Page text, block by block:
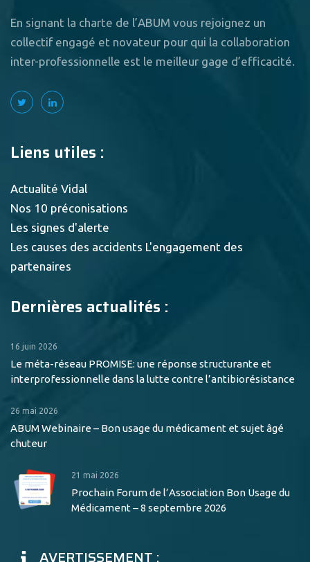
En signant la charte de l’ABUM vous rejoignez un
collectif engagé et novateur pour qui la collaboration
inter-professionnelle est le meilleur gage d’efficacité.
Liens utiles :
Actualité Vidal
Nos 10 préconisations
Les signes d'alerte
Les causes des accidents L'engagement des
partenaires
Dernières actualités :
16 juin 2026
Le méta-réseau PROMISE: une réponse structurante et
interprofessionnelle dans la lutte contre l’antibiorésistance
26 mai 2026
ABUM Webinaire – Bon usage du médicament et sujet âgé
chuteur
21 mai 2026
Prochain Forum de l’Association Bon Usage du
Médicament – 8 septembre 2026
AVERTISSEMENT :